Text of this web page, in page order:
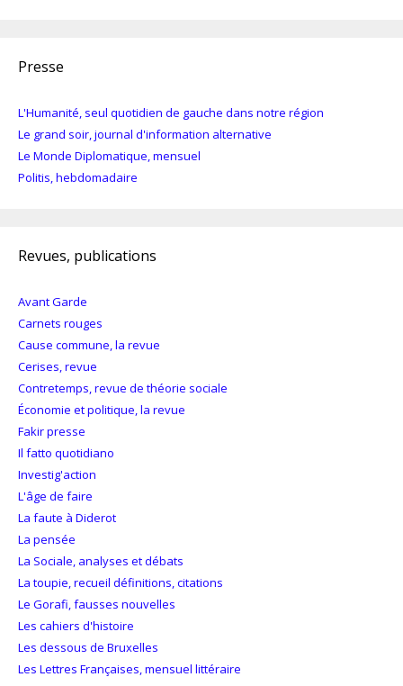
Presse
L'Humanité, seul quotidien de gauche dans notre région
Le grand soir, journal d'information alternative
Le Monde Diplomatique, mensuel
Politis, hebdomadaire
Revues, publications
Avant Garde
Carnets rouges
Cause commune, la revue
Cerises, revue
Contretemps, revue de théorie sociale
Économie et politique, la revue
Fakir presse
Il fatto quotidiano
Investig'action
L'âge de faire
La faute à Diderot
La pensée
La Sociale, analyses et débats
La toupie, recueil définitions, citations
Le Gorafi, fausses nouvelles
Les cahiers d'histoire
Les dessous de Bruxelles
Les Lettres Françaises, mensuel littéraire